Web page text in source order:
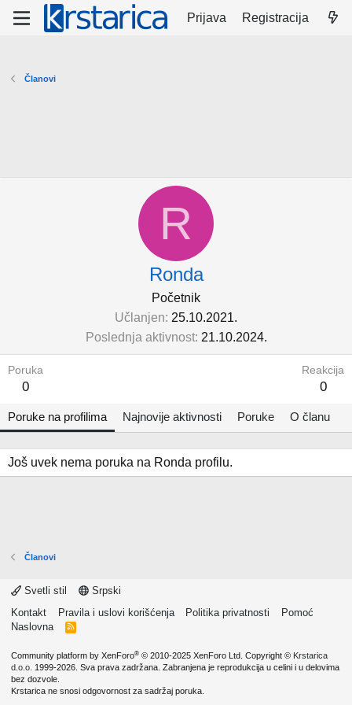
Prijava Registracija
Članovi
R
Ronda
Početnik
Učlanjen 25.10.2021.
Poslednja aktivnost 21.10.2024.
Poruka
0
Reakcija
0
Poruke na profilima Najnovije aktivnosti Poruke O članu
Još uvek nema poruka na Ronda profilu.
Članovi
Svetli stil
Srpski
Kontakt
Pravila i uslovi korišćenja Politika privatnosti
Pomoć
Naslovna
R
Community platform by XenForo® © 2010-2025 XenForo Ltd. Copyright © Krstarica
d.o.o. 1999-2026. Sva prava zadržana. Zabranjena je reprodukcija u celini i u delovima
bez dozvole.
Krstarica ne snosi odgovornost za sadržaj poruka.